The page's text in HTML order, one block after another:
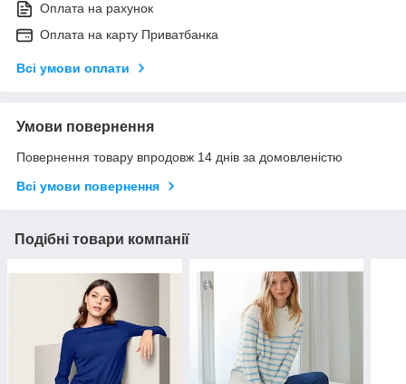
Оплата на рахунок
Оплата на карту Приватбанка
Всі умови оплати
Умови повернення
Повернення товару впродовж 14 днів за домовленістю
Всі умови повернення
Подібні товари компанії